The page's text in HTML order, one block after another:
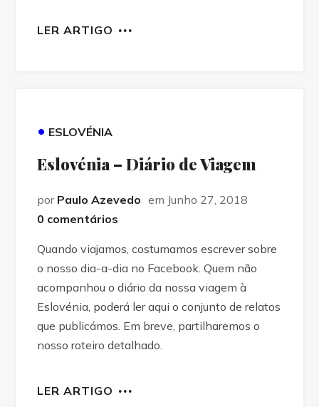
LER ARTIGO
• ESLOVÉNIA
Eslovénia – Diário de Viagem
por Paulo Azevedo em Junho 27, 2018
0 comentários
Quando viajamos, costumamos escrever sobre
o nosso dia-a-dia no Facebook. Quem não
acompanhou o diário da nossa viagem à
Eslovénia, poderá ler aqui o conjunto de relatos
que publicámos. Em breve, partilharemos o
nosso roteiro detalhado.
LER ARTIGO